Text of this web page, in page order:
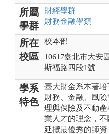
所屬
學群
財經學群
財務金融學類
所在
校區
校本部
10617臺北市大安
斯福路四段1號
學系
特色
臺大財金系本著培
財務、金融、風險
理與保險及不動產
業人才的理念，不
延攬最優秀的師資